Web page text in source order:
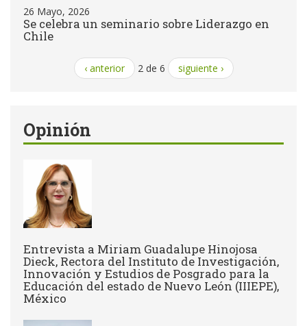
26 Mayo, 2026
Se celebra un seminario sobre Liderazgo en
Chile
‹ anterior 2 de 6 siguiente ›
Opinión
Entrevista a Miriam Guadalupe Hinojosa
Dieck, Rectora del Instituto de Investigación,
Innovación y Estudios de Posgrado para la
Educación del estado de Nuevo León (IIIEPE),
México